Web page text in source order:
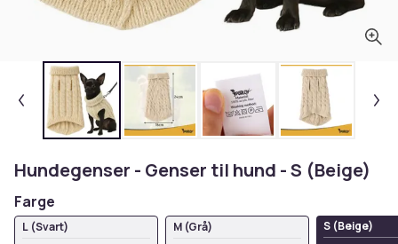
Hundegenser - Genser til hund - S (Beige)
Farge
L (Svart)
M (Grå)
S (Beige)